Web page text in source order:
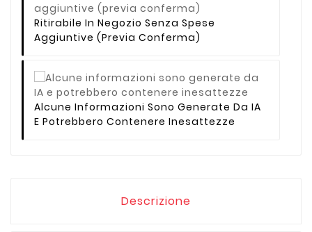
Ritirabile In Negozio Senza Spese
Aggiuntive (previa Conferma)
Alcune Informazioni Sono Generate Da IA
E Potrebbero Contenere Inesattezze
Descrizione